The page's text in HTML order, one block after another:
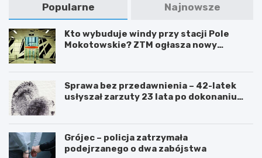
Popularne Najnowsze
Kto wybuduje windy przy stacji Pole
Mokotowskie? ZTM ogłasza nowy
Sprawa bez przedawnienia – 42-latek
usłyszał zarzuty 23 lata po dokonaniu
Grójec – policja zatrzymała
podejrzanego o dwa zabójstwa